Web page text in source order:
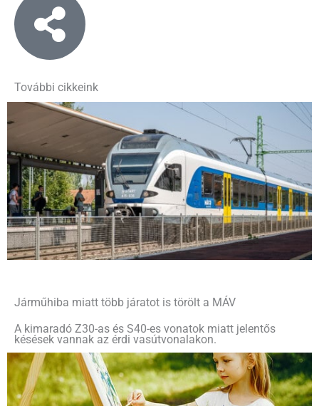
További cikkeink
Járműhiba miatt több járatot is törölt a MÁV
A kimaradó Z30-as és S40-es vonatok miatt jelentős
késések vannak az érdi vasútvonalakon.